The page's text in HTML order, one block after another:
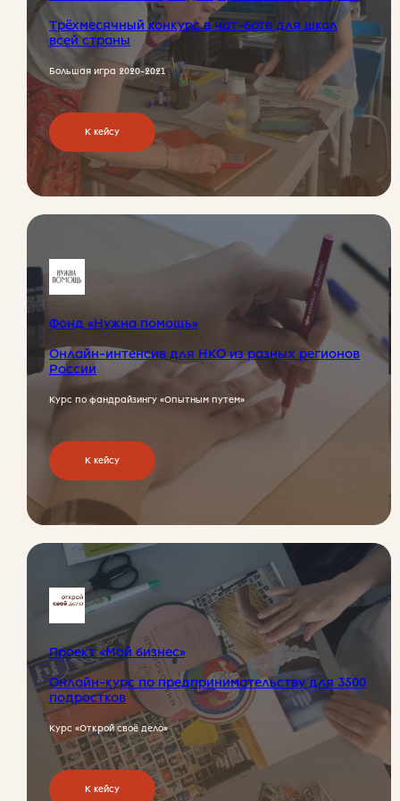
Трёхмесячный конкурс в чат-боте для школ
всей страны
Большая игра 2020-2021
К кейсу
Фонд «Нужна помощь»
Онлайн-интенсив для НКО из разных регионов
России
Курс по фандрайзингу «Опытным путем»
К кейсу
Проект «Мой бизнес»
Онлайн-курс по предпринимательству для 3500
подростков
Курс «Открой своё дело»
К кейсу
Чтобы обсудить свой проект
и зарядиться энергией от
«Розетки»,
напишите нам или оставьте свой
Получить презентацию
Для HR/L&D/T&D
О бюро
Email: ineedyou@rozetka.team
Российская Федерация
Персональные данные
Реквизиты
Подписаться на новости